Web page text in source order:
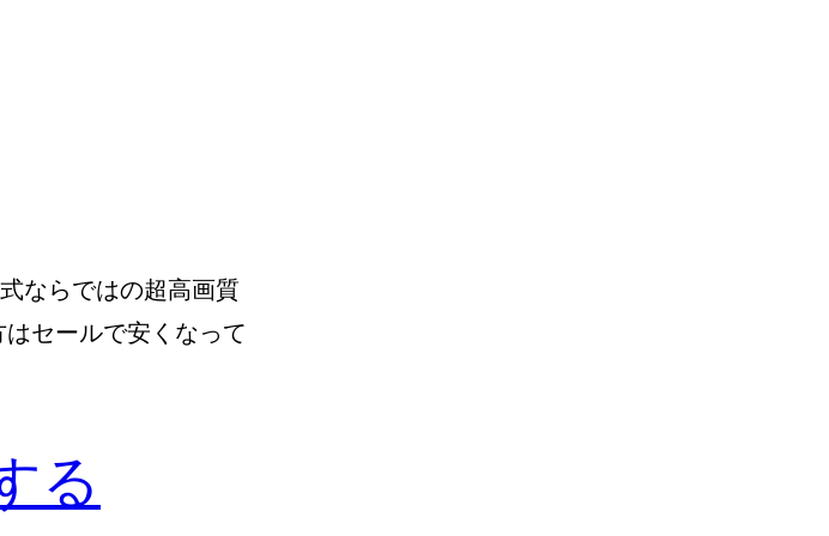
ならではの超高画質
セールで安くなって
る